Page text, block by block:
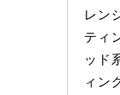
レン
ティ
ッド
ィン